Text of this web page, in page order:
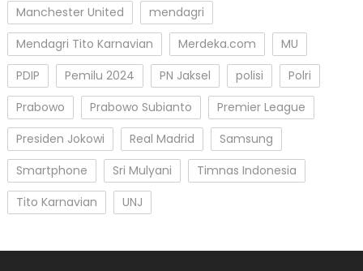
Manchester United
mendagri
Mendagri Tito Karnavian
Merdeka.com
MU
PDIP
Pemilu 2024 PN Jaksel polisi
Polri
Prabowo
Prabowo Subianto
Premier League
Presiden Jokowi
Real Madrid
Samsung
Smartphone
Sri Mulyani
Timnas Indonesia
Tito Karnavian
UNJ